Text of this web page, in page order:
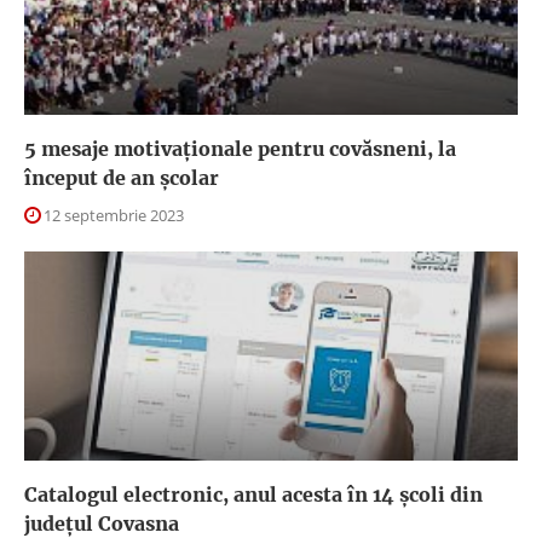
5 mesaje motivaționale pentru covăsneni, la
început de an școlar
12 septembrie 2023
Catalogul electronic, anul acesta în 14 școli din
județul Covasna